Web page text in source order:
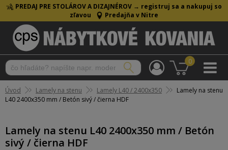
PREDAJ PRE STOLÁROV A DIZAJNÉROV → registruj sa a nakupuj so
zľavou
Predajňa v Nitre
0
Úvod Lamely na stenu Lamely L40 / 2400x350
Lamely na stenu
L40 2400x350 mm / Betón sivý / čierna HDF
Lamely na stenu L40 2400x350 mm / Betón
sivý / čierna HDF